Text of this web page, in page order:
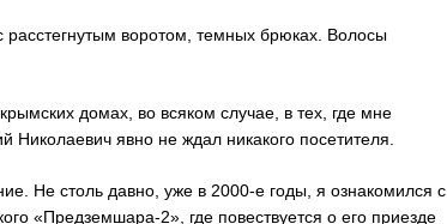
расстегнутым воротом, темных брюках. Волосы
домах, во всяком случае, в тех, где мне
Николаевич явно не ждал никакого посетителя.
Не столь давно, уже в 2000-е годы, я ознакомился с
«Предземшара-2», где повествуется о его приезде